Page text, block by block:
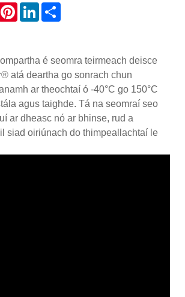
PinterestLinkedIn
é seomra teirmeach deisce
atá deartha go sonrach chun
ar theochtaí ó -40°C go 150°C
agus taighde. Tá na seomraí seo
ar dheasc nó ar bhinse, rud a
siad oiriúnach do thimpeallachtaí le